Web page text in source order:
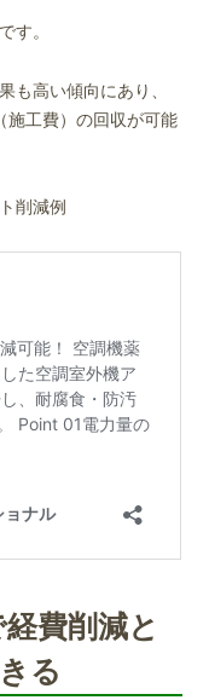
す。
も高い傾向にあり、
施工費）の回収が可能
削減例
費削減と
る